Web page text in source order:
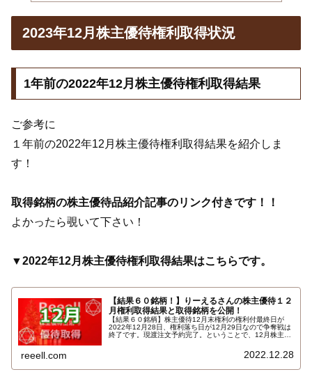
2023年12月株主優待権利取得状況
1年前の2022年12月株主優待権利取得結果
ご参考に
１年前の2022年12月株主優待権利取得結果を紹介しま
す！
取得銘柄の株主優待品紹介記事のリンク付きです！！
よかったら覗いて下さい！
▼2022年12月株主優待権利取得結果はこちらです。
【結果６０銘柄！】りーえるさんの株主優待１２
月権利取得結果と取得銘柄を公開！
【結果６０銘柄】株主優待12月末権利の権利付最終日が
2022年12月28日、権利落ち日が12月29日なので争奪戦は
終了です。現渡注文予約完了。ということで、12月株主優
でＳＭＢＣ日興証券、ａｕカブコム証券、ＳＢＩ証券、楽
天証券、ＧＭＯクリック証券でした。結果はこちら…
reeell.com 2022.12.28